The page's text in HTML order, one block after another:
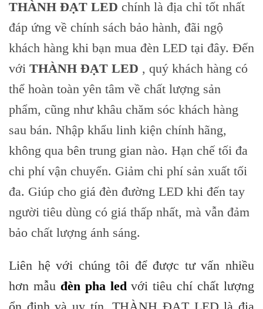
THÀNH ĐẠT LED chính là địa chỉ tốt nhất
đáp ứng về chính sách bảo hành, đãi ngộ
khách hàng khi bạn mua đèn LED tại đây. Đến
với THÀNH ĐẠT LED , quý khách hàng có
thể hoàn toàn yên tâm về chất lượng sản
phẩm, cũng như khâu chăm sóc khách hàng
sau bán. Nhập khẩu linh kiện chính hãng,
không qua bên trung gian nào. Hạn chế tối đa
chi phí vận chuyển. Giảm chi phí sản xuất tối
đa. Giúp cho giá đèn đường LED khi đến tay
người tiêu dùng có giá thấp nhất, mà vẫn đảm
bảo chất lượng ánh sáng.
Liên hệ với chúng tôi để được tư vấn nhiều
hơn mẫu đèn pha led với tiêu chí chất lượng